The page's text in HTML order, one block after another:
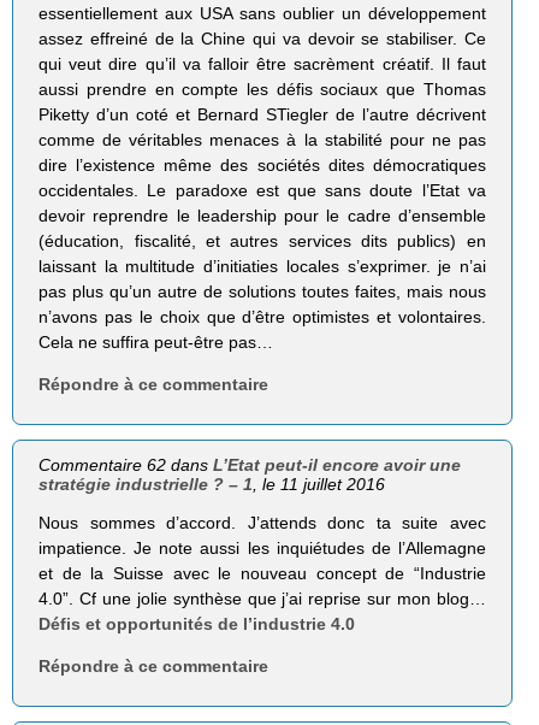
essentiellement aux USA sans oublier un développement
assez effreiné de la Chine qui va devoir se stabiliser. Ce
qui veut dire qu’il va falloir être sacrèment créatif. Il faut
aussi prendre en compte les défis sociaux que Thomas
Piketty d’un coté et Bernard STiegler de l’autre décrivent
comme de véritables menaces à la stabilité pour ne pas
dire l’existence même des sociétés dites démocratiques
occidentales. Le paradoxe est que sans doute l’Etat va
devoir reprendre le leadership pour le cadre d’ensemble
(éducation, fiscalité, et autres services dits publics) en
laissant la multitude d’initiaties locales s’exprimer. je n’ai
pas plus qu’un autre de solutions toutes faites, mais nous
n’avons pas le choix que d’être optimistes et volontaires.
Cela ne suffira peut-être pas…
Répondre à ce commentaire
Commentaire 62 dansL’Etat peut-il encore avoir une
stratégie industrielle ? – 1 , le 11 juillet 2016
Nous sommes d’accord. J’attends donc ta suite avec
impatience. Je note aussi les inquiétudes de l’Allemagne
et de la Suisse avec le nouveau concept de “Industrie
4.0”. Cf une jolie synthèse que j’ai reprise sur mon blog…
Défis et opportunités de l’industrie 4.0
Répondre à ce commentaire